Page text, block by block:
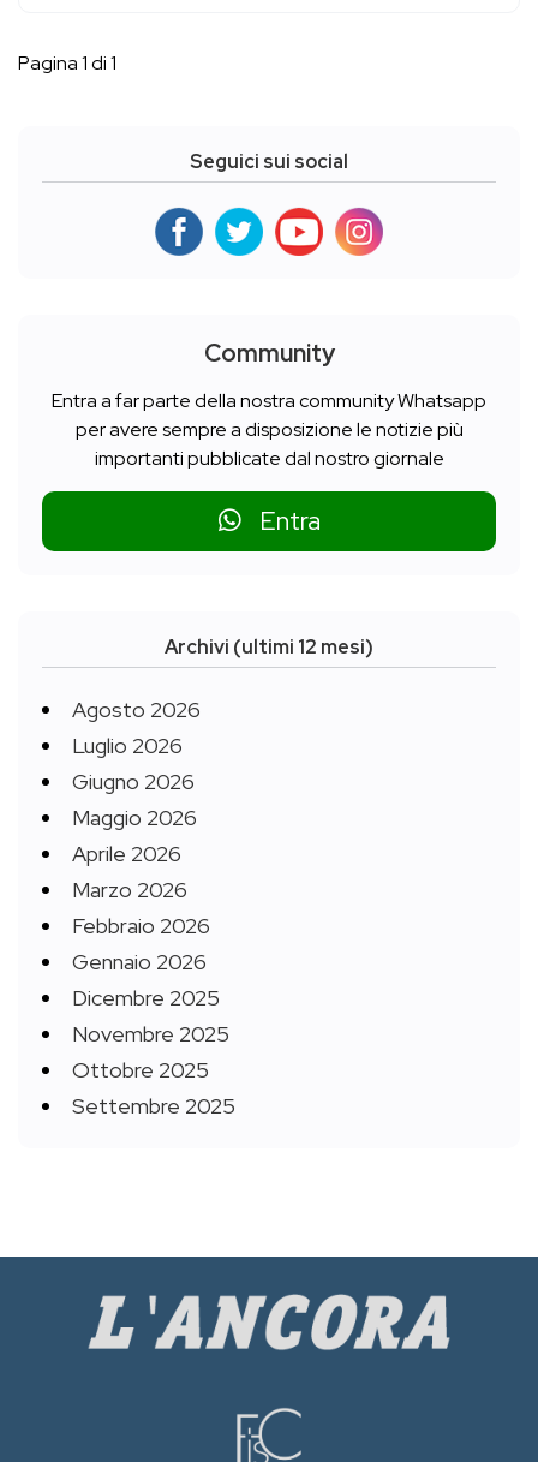
Pagina 1 di 1
Seguici sui social
Community
Entra a far parte della nostra community Whatsapp
per avere sempre a disposizione le notizie più
importanti pubblicate dal nostro giornale
Entra
Archivi (ultimi 12 mesi)
Agosto 2026
Luglio 2026
Giugno 2026
Maggio 2026
Aprile 2026
Marzo 2026
Febbraio 2026
Gennaio 2026
Dicembre 2025
Novembre 2025
Ottobre 2025
Settembre 2025